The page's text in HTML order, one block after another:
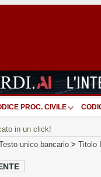
PROC. CIVILE
in un click!
unico bancario > Titolo